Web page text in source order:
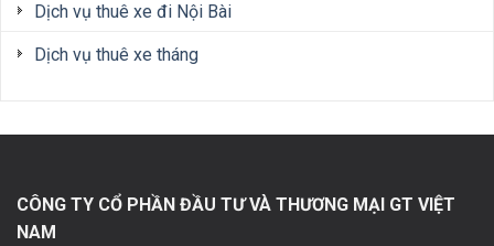
Dịch vụ thuê xe đi Nội Bài
Dịch vụ thuê xe tháng
CÔNG TY CỔ PHẦN ĐẦU TƯ VÀ THƯƠNG MẠI GT VIỆT
NAM